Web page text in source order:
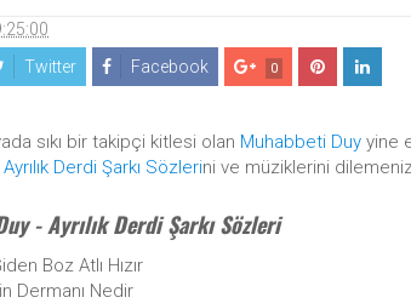
Twitter Facebook 0
sıkı bir takipçi kitlesi olan Muhabbeti Duy yine
Ayrılık Derdi Şarkı Sözlerini ve müziklerini
- Ayrılık Derdi Şarkı Sözleri
Boz Atlı Hızır
Dermanı Nedir